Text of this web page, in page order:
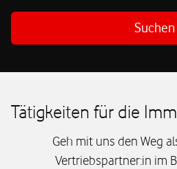
Tätigkeiten für die
Geh mit uns den Weg
Vertriebspartner:in im